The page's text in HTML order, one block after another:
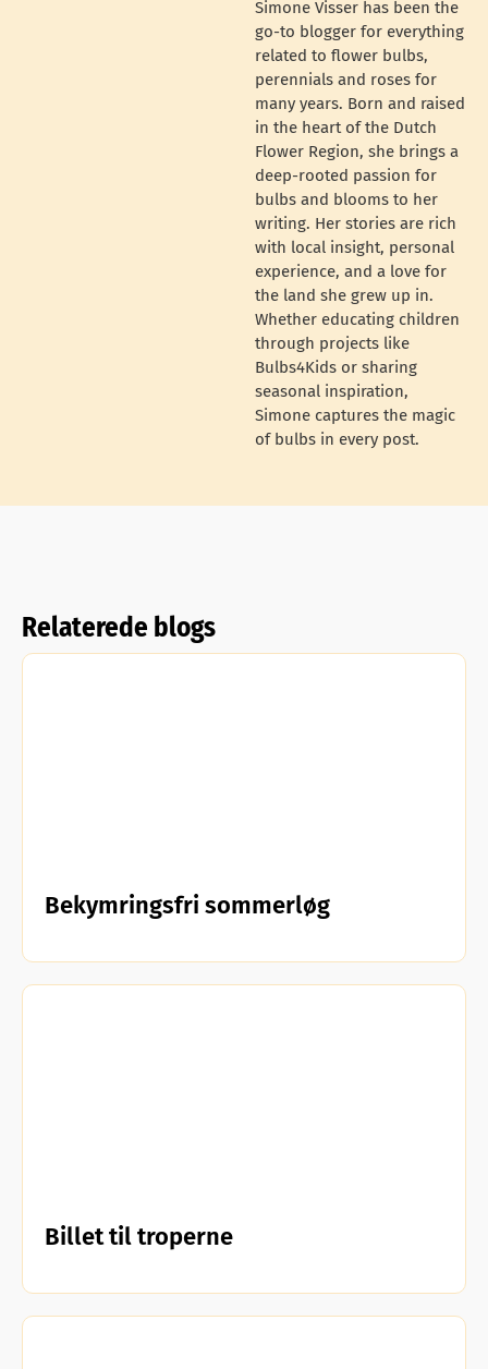
Simone Visser has been the
go-to blogger for everything
related to flower bulbs,
perennials and roses for
many years. Born and raised
in the heart of the Dutch
Flower Region, she brings a
deep-rooted passion for
bulbs and blooms to her
writing. Her stories are rich
with local insight, personal
experience, and a love for
the land she grew up in.
Whether educating children
through projects like
Bulbs4Kids or sharing
seasonal inspiration,
Simone captures the magic
of bulbs in every post.
Relaterede blogs
Bekymringsfri sommerløg
Billet til troperne